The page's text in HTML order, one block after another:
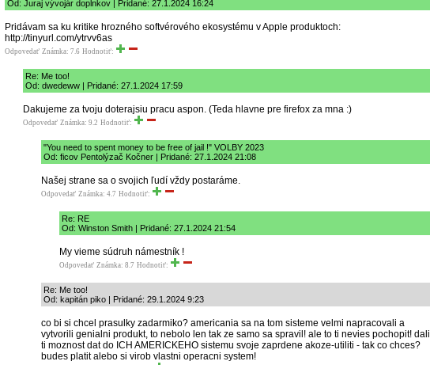
Od: Juraj vývojár doplnkov | Pridané: 27.1.2024 16:24
Pridávam sa ku kritike hrozného softvérového ekosystému v Apple produktoch:
http://tinyurl.com/ytrvv6as
Odpovedať Známka: 7.6 Hodnotiť:
Re: Me too!
Od: dwedeww | Pridané: 27.1.2024 17:59
Dakujeme za tvoju doterajsiu pracu aspon. (Teda hlavne pre firefox za mna :)
Odpovedať Známka: 9.2 Hodnotiť:
"You need to spent money to be free of jail !" VOLBY 2023
Od: ficov Pentolýzač Kočner | Pridané: 27.1.2024 21:08
Našej strane sa o svojich ľudí vždy postaráme.
Odpovedať Známka: 4.7 Hodnotiť:
Re: RE
Od: Winston Smith | Pridané: 27.1.2024 21:54
My vieme súdruh námestník !
Odpovedať Známka: 8.7 Hodnotiť:
Re: Me too!
Od: kapitán piko | Pridané: 29.1.2024 9:23
co bi si chcel prasulky zadarmiko? americania sa na tom sisteme velmi napracovali a
vytvorili genialni produkt, to nebolo len tak ze samo sa spravil! ale to ti nevies pochopit! dali
ti moznost dat do ICH AMERICKEHO sistemu svoje zaprdene akoze-utiliti - tak co chces?
budes platit alebo si virob vlastni operacni system!